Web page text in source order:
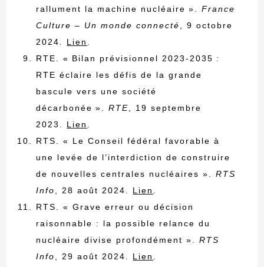
rallument la machine nucléaire ».France
Culture – Un monde connecté
, 9 octobre
2024. Lien
RTE. « Bilan prévisionnel 2023-2035 :
RTE éclaire les défis de la grande
bascule vers une société
décarbonée ».RTE , 19 septembre
2023. Lien
RTS. « Le Conseil fédéral favorable à
une levée de l’interdiction de construire
de nouvelles centrales nucléaires ».RTS
Info
, 28 août 2024. Lien
RTS. « Grave erreur ou décision
raisonnable : la possible relance du
nucléaire divise profondément ».RTS
Info
, 29 août 2024. Lien